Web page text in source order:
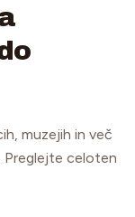
muzejih in več
Preglejte celoten